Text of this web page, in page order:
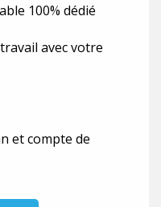
100% dédié
avec votre
et compte de